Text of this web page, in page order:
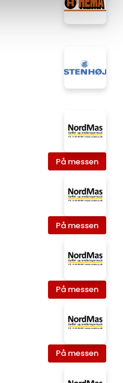
På messen
På messen
På messen
På messen